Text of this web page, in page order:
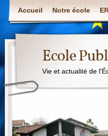
Accueil Notre école
Ecole
Vie et actualité de